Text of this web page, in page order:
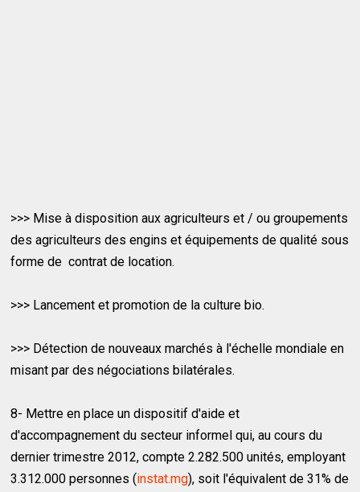
>>> Mise à disposition aux agriculteurs et / ou groupements
des agriculteurs des engins et équipements de qualité sous
forme de contrat de location.
>>> Lancement et promotion de la culture bio.
>>> Détection de nouveaux marchés à l'échelle mondiale en
misant par des négociations bilatérales.
8- Mettre en place un dispositif d'aide et
d'accompagnement du secteur informel qui, au cours du
dernier trimestre 2012, compte 2.282.500 unités, employant
3.312.000 personnes (instat.mg), soit l'équivalent de 31% de